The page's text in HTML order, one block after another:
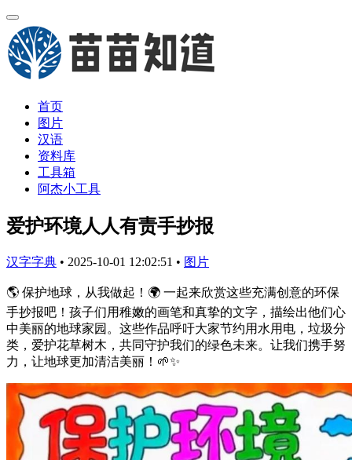
首页
图片
汉语
资料库
工具箱
阿杰小工具
爱护环境人人有责手抄报
汉字字典 • 2025-10-01 12:02:51 • 图片
🌎 保护地球，从我做起！🌍 一起来欣赏这些充满创意的环保
手抄报吧！孩子们用稚嫩的画笔和真挚的文字，描绘出他们心
中美丽的地球家园。这些作品呼吁大家节约用水用电，垃圾分
类，爱护花草树木，共同守护我们的绿色未来。让我们携手努
力，让地球更加清洁美丽！🌱✨